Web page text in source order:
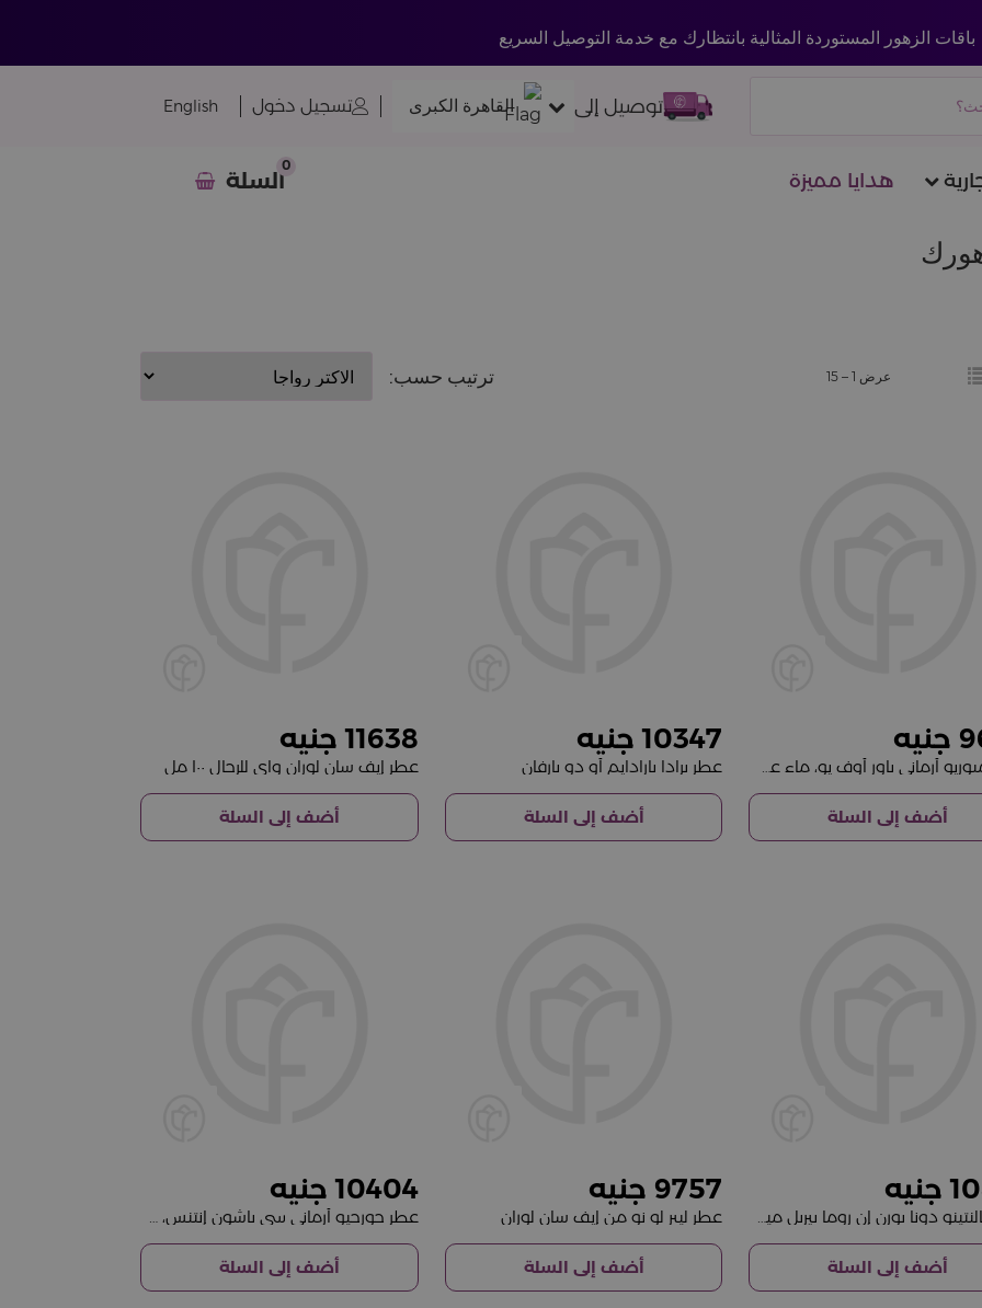
باقات الزهور المستوردة المثالية بانتظارك مع خدمة التوصيل السريع
توصيل إلى القاهرة الكبرى تسجيل دخول English
هدايا مميزة السلة
0
عرض 1 – 15 ترتيب حسب:
أضف إلى السلة
10347
عطر برادا بارادايم أو دو بارفان
أضف إلى السلة
11638
عطر إيف سان لوران واي للرجال ١٠٠ مل
أضف إلى السلة
عطر فالنتينو دونا بورن إن روما بيربل ميلانخوليا، ماء عطر ١٠٠ مل
أضف إلى السلة
9757
عطر ليبر لو نو من إيف سان لوران
أضف إلى السلة
10404
عطر جورجيو أرماني سي باشون إنتنس، قابل لإعادة التعبئة، ماء عطر 100 مل
أضف إلى السلة